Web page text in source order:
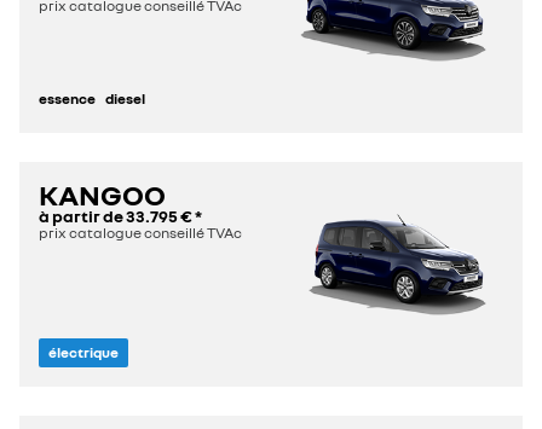
prix catalogue conseillé TVAc
essence diesel
KANGOO
à partir de33.795 €*
prix catalogue conseillé TVAc
électrique